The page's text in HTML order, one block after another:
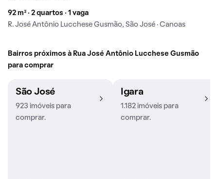
92 m² · 2 quartos · 1 vaga
R. José Antônio Lucchese Gusmão, São José · Canoas
Bairros próximos à Rua José Antônio Lucchese Gusmão
para comprar
São José
923 imóveis para
comprar.
Igara
1.182 imóveis para
comprar.